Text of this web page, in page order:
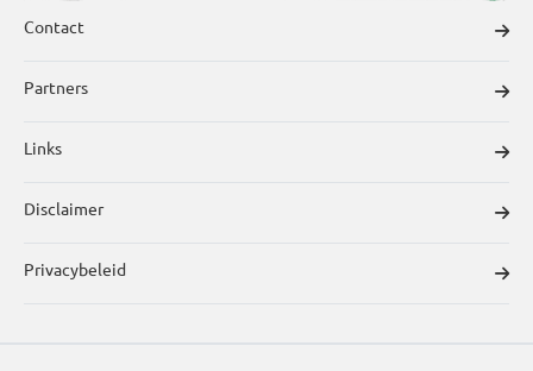
Contact
Partners
Links
Disclaimer
Privacybeleid